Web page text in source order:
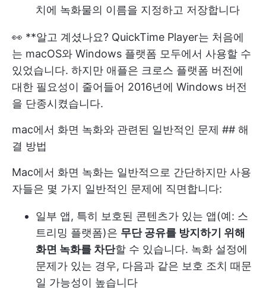
치에 녹화물의 이름을 지정하고 저장합니다
👀 **알고 계셨나요? QuickTime Player는 처음에
는 macOS와 Windows 플랫폼 모두에서 사용할 수
있었습니다. 하지만 애플은 크로스 플랫폼 버전에
대한 필요성이 줄어들어 2016년에 Windows 버전
을 단종시켰습니다.
mac에서 화면 녹화와 관련된 일반적인 문제 ## 해
결 방법
Mac에서 화면 녹화는 일반적으로 간단하지만 사용
자들은 몇 가지 일반적인 문제에 직면합니다:
일부 앱, 특히 보호된 콘텐츠가 있는 앱(예: 스
트리밍 플랫폼)은 무단 공유를 방지하기 위해
화면 녹화를 차단할 수 있습니다. 녹화 설정에
문제가 있는 경우, 다음과 같은 보호 조치 때문
일 가능성이 높습니다